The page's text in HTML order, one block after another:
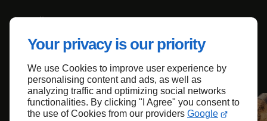
Your privacy is our priority
We use Cookies to improve user experience by
personalising content and ads, as well as
analyzing traffic and optimizing social networks
functionalities. By clicking "I Agree" you consent to
the use of Cookies from our providers Google
Accueil
Contactez-nous
Mentions légales
Plan du site